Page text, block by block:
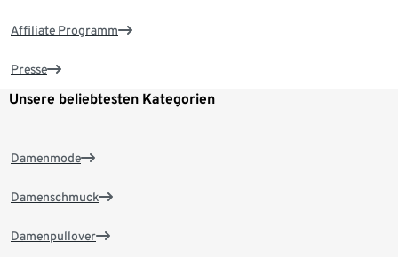
Affiliate Programm
Presse
Unsere beliebtesten Kategorien
Damenmode
Damenschmuck
Damenpullover